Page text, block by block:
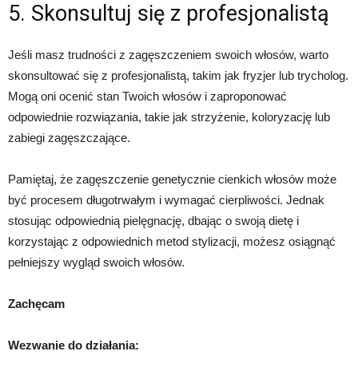
5. Skonsultuj się z profesjonalistą
Jeśli masz trudności z zagęszczeniem swoich włosów, warto
skonsultować się z profesjonalistą, takim jak fryzjer lub trycholog.
Mogą oni ocenić stan Twoich włosów i zaproponować
odpowiednie rozwiązania, takie jak strzyżenie, koloryzację lub
zabiegi zagęszczające.
Pamiętaj, że zagęszczenie genetycznie cienkich włosów może
być procesem długotrwałym i wymagać cierpliwości. Jednak
stosując odpowiednią pielęgnację, dbając o swoją dietę i
korzystając z odpowiednich metod stylizacji, możesz osiągnąć
pełniejszy wygląd swoich włosów.
Zachęcam
Wezwanie do działania: